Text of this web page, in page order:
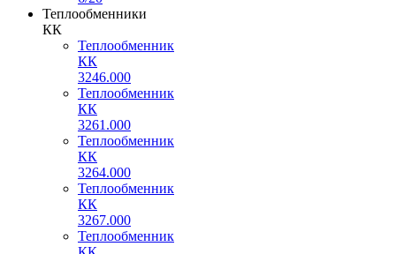
Теплообменники
КК
Теплообменник
КК
3246.000
Теплообменник
КК
3261.000
Теплообменник
КК
3264.000
Теплообменник
КК
3267.000
Теплообменник